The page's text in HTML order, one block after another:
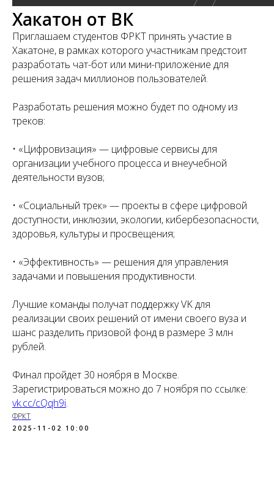
Хакатон от ВК
Приглашаем студентов ФРКТ принять участие в
Хакатоне, в рамках которого участникам предстоит
разработать чат-бот или мини-приложение для
решения задач миллионов пользователей.
Разработать решения можно будет по одному из
треков:
• «Цифровизация» — цифровые сервисы для
организации учебного процесса и внеучебной
деятельности вузов;
• «Социальный трек» — проекты в сфере цифровой
доступности, инклюзии, экологии, кибербезопасности,
здоровья, культуры и просвещения;
• «Эффективность» — решения для управления
задачами и повышения продуктивности.
Лучшие команды получат поддержку VK для
реализации своих решений от имени своего вуза и
шанс разделить призовой фонд в размере 3 млн
рублей.
Финал пройдет 30 ноября в Москве.
Зарегистрироваться можно до 7 ноября по ссылке:
vk.cc/cQqh9i.
ФРКТ
2025-11-02 10:00